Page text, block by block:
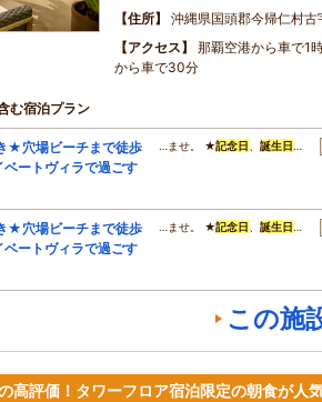
住所
沖縄県国頭郡今帰仁村
アクセス
那覇空港から車で1
から車で30分
む宿泊プラン
★穴場ビーチまで徒歩
ートヴィラで過ごす
…ませ。 ★記念日 、誕生日 …
★穴場ビーチまで徒歩
ートヴィラで過ごす
…ませ。 ★記念日 、誕生日 …
この施
高評価！タワーフロア宿泊限定の朝食が人